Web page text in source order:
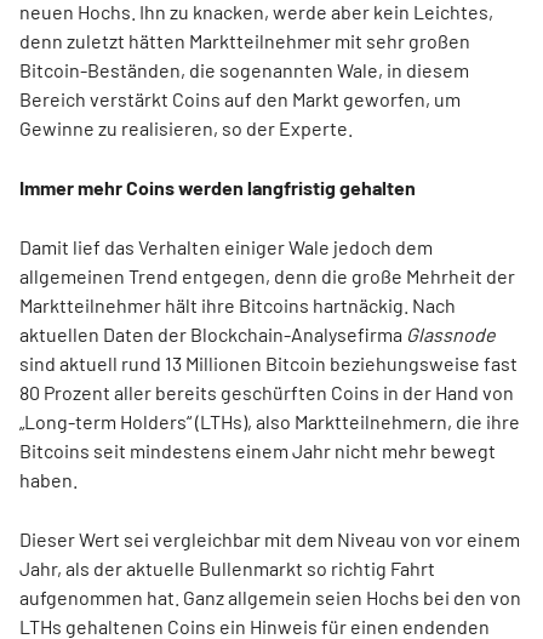
neuen Hochs. Ihn zu knacken, werde aber kein Leichtes,
denn zuletzt hätten Marktteilnehmer mit sehr großen
Bitcoin-Beständen, die sogenannten Wale, in diesem
Bereich verstärkt Coins auf den Markt geworfen, um
Gewinne zu realisieren, so der Experte.
Immer mehr Coins werden langfristig gehalten
Damit lief das Verhalten einiger Wale jedoch dem
allgemeinen Trend entgegen, denn die große Mehrheit der
Marktteilnehmer hält ihre Bitcoins hartnäckig. Nach
aktuellen Daten der Blockchain-Analysefirma Glassnode
sind aktuell rund 13 Millionen Bitcoin beziehungsweise fast
80 Prozent aller bereits geschürften Coins in der Hand von
„Long-term Holders“ (LTHs), also Marktteilnehmern, die ihre
Bitcoins seit mindestens einem Jahr nicht mehr bewegt
haben.
Dieser Wert sei vergleichbar mit dem Niveau von vor einem
Jahr, als der aktuelle Bullenmarkt so richtig Fahrt
aufgenommen hat. Ganz allgemein seien Hochs bei den von
LTHs gehaltenen Coins ein Hinweis für einen endenden